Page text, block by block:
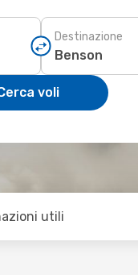
Destinazione
voli
utili